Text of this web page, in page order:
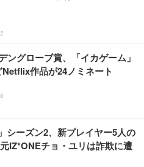
ングローブ賞、「イカゲーム」
作品が24ノミネート
シーズン2、新プレイヤー5人の
IZ*ONEチョ・ユリは詐欺に遭